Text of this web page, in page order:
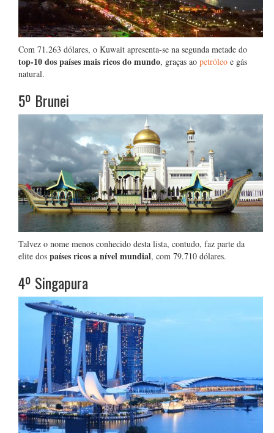
Com 71.263 dólares, o Kuwait apresenta-se na segunda metade do
top-10 dos países mais ricos do mundo, graças ao petróleo e gás
natural.
5º Brunei
Talvez o nome menos conhecido desta lista, contudo, faz parte da
elite dos países ricos a nível mundial, com 79.710 dólares.
4º Singapura